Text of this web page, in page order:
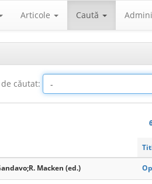
Articole Caută
căutat:
Macken (ed.)